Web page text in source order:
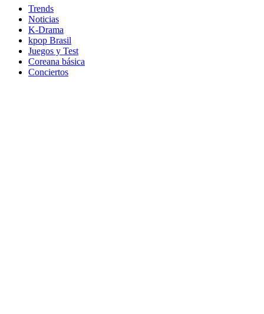
Trends
Noticias
K-Drama
kpop Brasil
Juegos y Test
Coreana básica
Conciertos